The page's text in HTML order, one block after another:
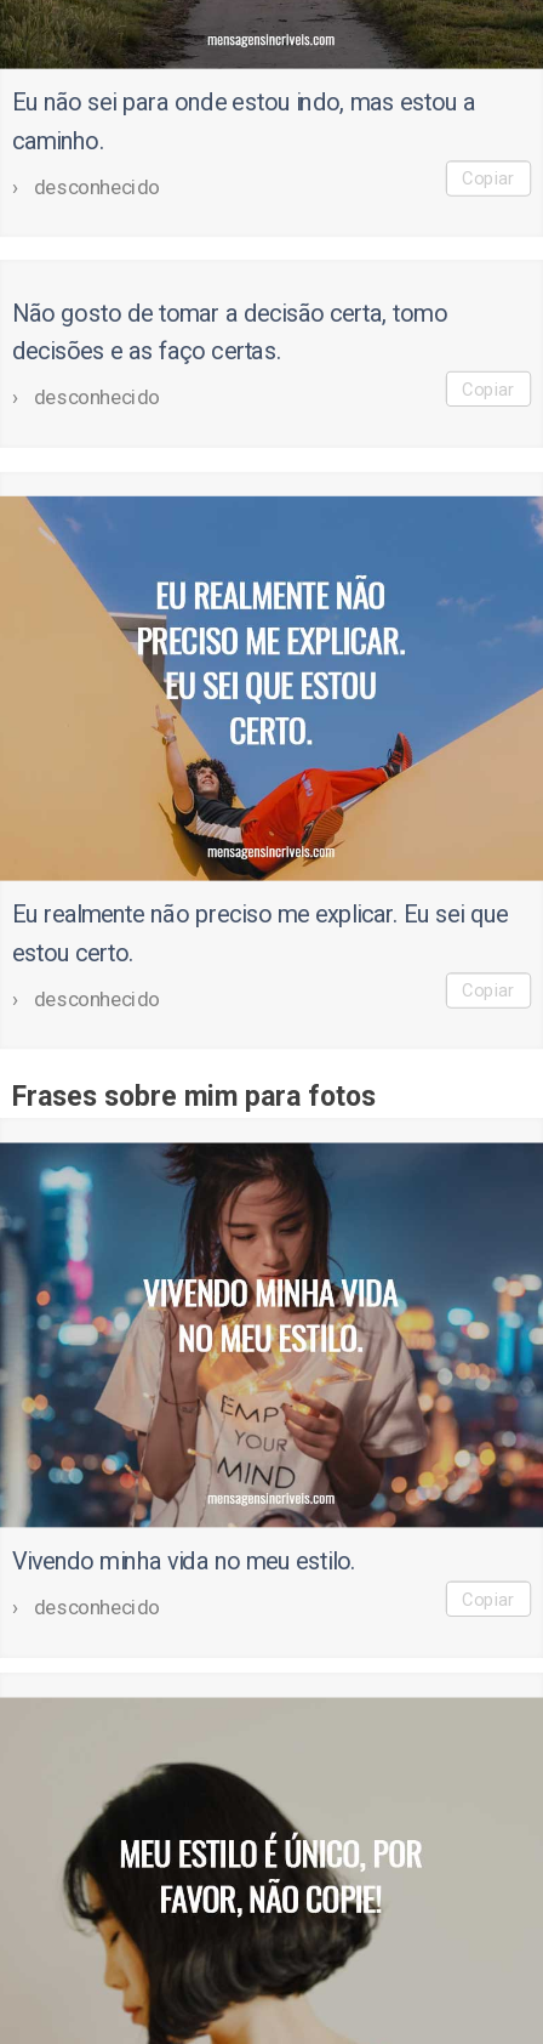
Eu não sei para onde estou indo, mas estou a
caminho.
desconhecido Copiar
Não gosto de tomar a decisão certa, tomo
decisões e as faço certas.
desconhecido Copiar
Eu realmente não preciso me explicar. Eu sei que
estou certo.
desconhecido Copiar
Frases sobre mim para fotos
Vivendo minha vida no meu estilo.
desconhecido Copiar